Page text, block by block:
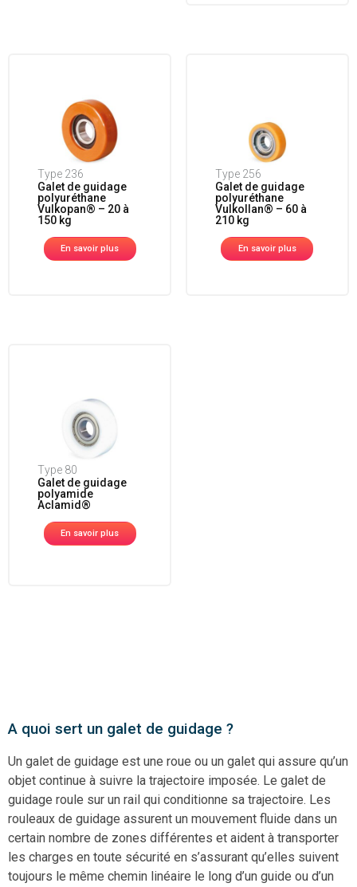
Type 236
Galet de guidage
polyuréthane
Vulkopan® – 20 à
150 kg
En savoir plus
Type 256
Galet de guidage
polyuréthane
Vulkollan® – 60 à
210 kg
En savoir plus
Type 80
Galet de guidage
polyamide
Aclamid®
En savoir plus
A quoi sert un galet de guidage ?
Un galet de guidage est une roue ou un galet qui assure qu’un
objet continue à suivre la trajectoire imposée. Le galet de
guidage roule sur un rail qui conditionne sa trajectoire. Les
rouleaux de guidage assurent un mouvement fluide dans un
certain nombre de zones différentes et aident à transporter
les charges en toute sécurité en s’assurant qu’elles suivent
toujours le même chemin linéaire le long d’un guide ou d’un